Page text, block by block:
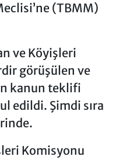
(TBMM)
ve Köyişleri
görüşülen ve
kanun teklifi
edildi. Şimdi sıra
Komisyonu